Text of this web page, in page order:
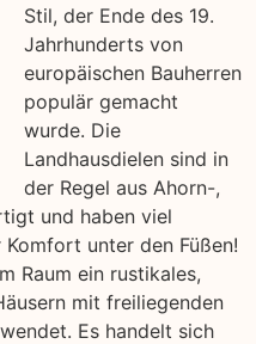
Stil, der Ende des 19.
Jahrhunderts von
europäischen Bauherren
populär gemacht
wurde. Die
Landhausdielen sind in
der Regel aus Ahorn-,
und haben viel
unter den Füßen!
Raum ein rustikales,
mit freiliegenden
Es handelt sich